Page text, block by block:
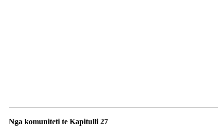
Nga komuniteti te Kapitulli 27